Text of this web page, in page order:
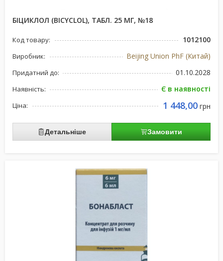
БІЦИКЛОЛ (BICYCLOL), ТАБЛ. 25 МГ, №18
Код товару: 1012100
Виробник: Beijing Union PhF (Китай)
Придатний до: 01.10.2028
Наявність: Є в наявності
Ціна: 1 448,00 грн
Детальніше Замовити